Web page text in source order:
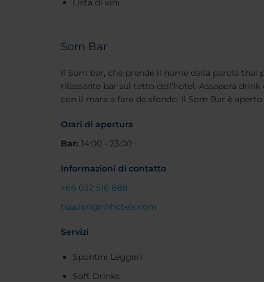
Lista di vini
Som Bar
Il Som bar, che prende il nome dalla parola thai
rilassante bar sul tetto dell’hotel. Assapora
con il mare a fare da sfondo. Il Som Bar è aperto
Orari di apertura
Bar: 14:00 - 23:00
Informazioni di contatto
+66 032 516 888
hua.hin@nhhotels.com
Servizi
Spuntini Leggeri
Soft Drinks